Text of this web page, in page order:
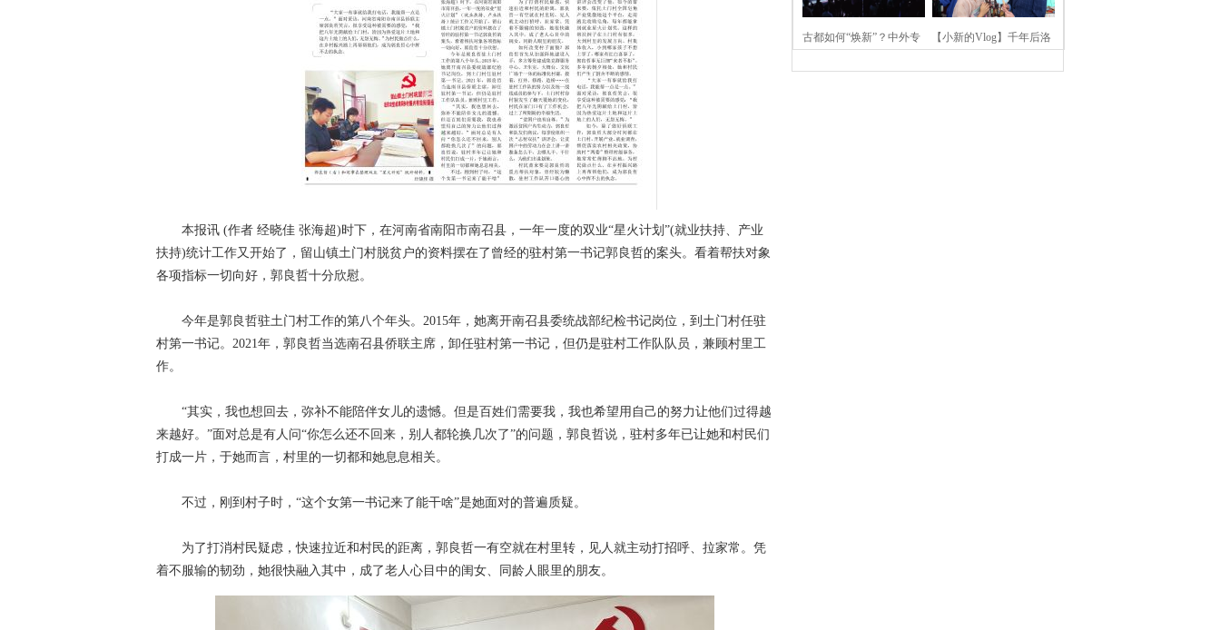
本报讯 (作者 经晓佳 张海超)时下，在河南省南阳市南召县，一年一度的双业“星火计划”(就业扶持、产业
扶持)统计工作又开始了，留山镇土门村脱贫户的资料摆在了曾经的驻村第一书记郭良哲的案头。看着帮扶对象
各项指标一切向好，郭良哲十分欣慰。
今年是郭良哲驻土门村工作的第八个年头。2015年，她离开南召县委统战部纪检书记岗位，到土门村任驻
村第一书记。2021年，郭良哲当选南召县侨联主席，卸任驻村第一书记，但仍是驻村工作队队员，兼顾村里工
作。
“其实，我也想回去，弥补不能陪伴女儿的遗憾。但是百姓们需要我，我也希望用自己的努力让他们过得越
来越好。”面对总是有人问“你怎么还不回来，别人都轮换几次了”的问题，郭良哲说，驻村多年已让她和村民们
打成一片，于她而言，村里的一切都和她息息相关。
不过，刚到村子时，“这个女第一书记来了能干啥”是她面对的普遍质疑。
为了打消村民疑虑，快速拉近和村民的距离，郭良哲一有空就在村里转，见人就主动打招呼、拉家常。凭
着不服输的韧劲，她很快融入其中，成了老人心目中的闺女、同龄人眼里的朋友。
古都如何“焕新”？中外专 【小新的Vlog】千年后洛